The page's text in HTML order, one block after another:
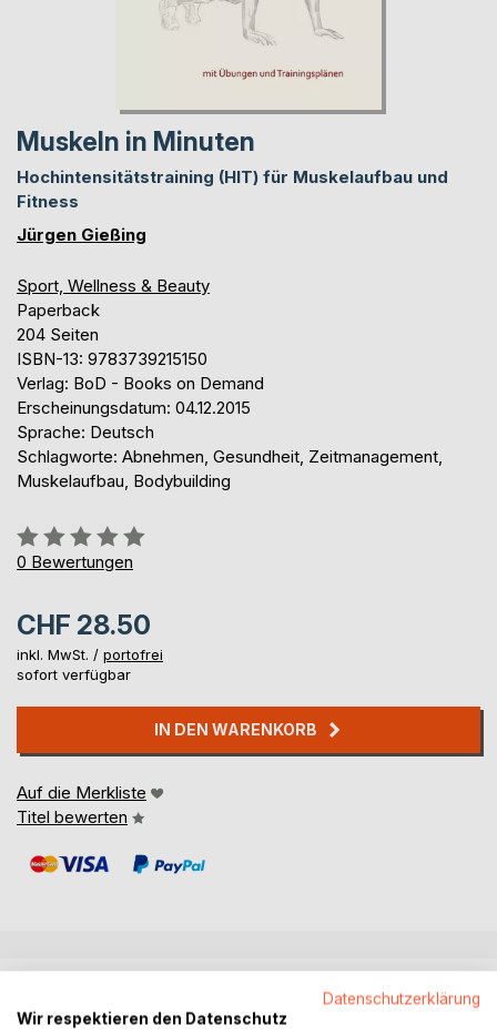
Muskeln in Minuten
Hochintensitätstraining (HIT) für Muskelaufbau und
Fitness
Jürgen Gießing
Sport, Wellness & Beauty
Paperback
204 Seiten
ISBN-13: 9783739215150
Verlag: BoD - Books on Demand
Erscheinungsdatum: 04.12.2015
Sprache: Deutsch
Schlagworte: Abnehmen, Gesundheit, Zeitmanagement,
Muskelaufbau, Bodybuilding
Bewertung::
0%
0 Bewertungen
CHF 28.50
inkl. MwSt. / portofrei
sofort verfügbar
IN DEN WARENKORB
Auf die Merkliste
Titel bewerten
Datenschutzerklärung
Wir respektieren den Datenschutz